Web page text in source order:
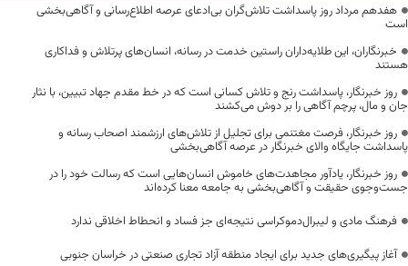
هفدهم مرداد روز پاسداشت تلاش‌گران بی‌ادعای عرصه اطلاع‌رسانی و آگاهی‌بخشی
است
خبرنگاران، این طلایه‌داران راستین خدمت در رسانه، انسان‌های پرتلاش و فداکاری
هستند
روز خبرنگار، پاسداشت رنج و تلاش کسانی است که در خط مقدم جهاد تبیین، با نثار
جان و مال، پرچم آگاهی را بر دوش می‌کشند
روز خبرنگار، فرصت مغتنمی برای تجلیل از تلاش‌های ارزشمند اصحاب رسانه و
پاسداشت جایگاه والای خبرنگار در عرصه آگاهی‌بخشی
روز خبرنگار، یادآور مجاهدت‌های خاموش انسان‌هایی است که رسالت خود را در
جست‌وجوی حقیقت و آگاهی‌بخشی به جامعه معنا کرده‌اند
فرهنگ مادی و لیبرال‌دموکراسی نتیجه‌ای جز فساد و انحطاط اخلاقی ندارد
آغاز پیگیری‌های جدید برای ایجاد منطقه آزاد تجاری صنعتی در خراسان جنوبی